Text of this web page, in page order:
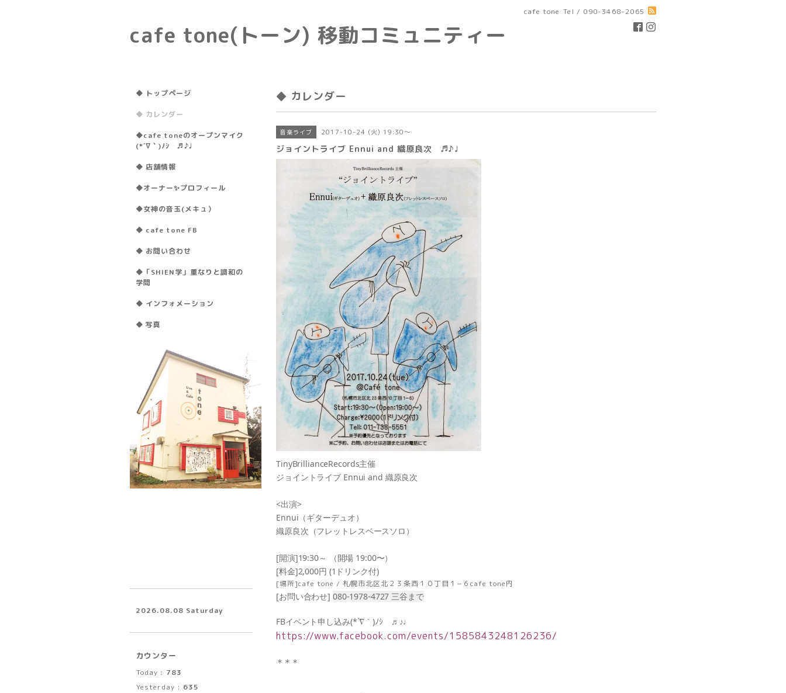
cafe tone Tel / 090-3468-2065
cafe tone(トーン) 移動コミュニティー
◆ カレンダー
音楽ライブ 2017-10-24 (火) 19:30～
ジョイントライブ Ennui and 織原良次 ♬♪♩
TinyBrillianceRecords主催
ジョイントライブ Ennui and 織原良次
<出演>
Ennui（ギターデュオ）
織原良次（フレットレスベースソロ）
[開演]19:30～ （開場 19:00〜）
[料金]2,000円 (1ドリンク付)
[場所]cafe tone / 札幌市北区北２３条西１０丁目１−６cafe tone内
[お問い合わせ] 080-1978-4727 三谷まで
FBイベント申し込み(*´∇｀)ﾉｼ　♬♪♩
https://www.facebook.com/events/1585843248126236/
＊＊＊
◆ トップページ
◆ カレンダー
◆cafe toneのオープンマイク
(*´∇｀)ﾉｼ ♬♪♩
◆ 店舗情報
◆オーナー✨プロフィール
◆女神の音玉(メキュ）
◆ cafe tone FB
◆ お問い合わせ
◆「SHIEN学」重なりと調和の
学問
◆ インフォメーション
◆ 写真
2026.08.08 Saturday
カウンター
Today : 783
Yesterday : 635